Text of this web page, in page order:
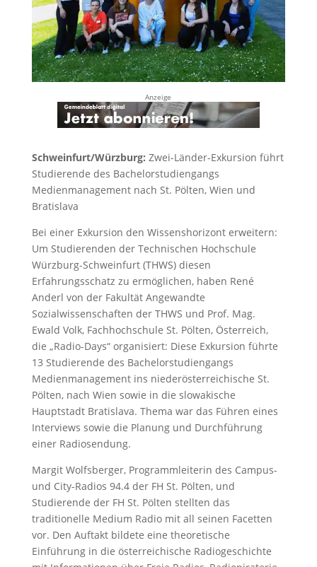
Anzeige
Schweinfurt/Würzburg: Zwei-Länder-Exkursion führt
Studierende des Bachelorstudiengangs
Medienmanagement nach St. Pölten, Wien und
Bratislava
Bei einer Exkursion den Wissenshorizont erweitern:
Um Studierenden der Technischen Hochschule
Würzburg-Schweinfurt (THWS) diesen
Erfahrungsschatz zu ermöglichen, haben René
Anderl von der Fakultät Angewandte
Sozialwissenschaften der THWS und Prof. Mag.
Ewald Volk, Fachhochschule St. Pölten, Österreich,
die „Radio-Days“ organisiert: Diese Exkursion führte
13 Studierende des Bachelorstudiengangs
Medienmanagement ins niederösterreichische St.
Pölten, nach Wien sowie in die slowakische
Hauptstadt Bratislava. Thema war das Führen eines
Interviews sowie die Planung und Durchführung
einer Radiosendung.
Margit Wolfsberger, Programmleiterin des Campus-
und City-Radios 94.4 der FH St. Pölten, und
Studierende der FH St. Pölten stellten das
traditionelle Medium Radio mit all seinen Facetten
vor. Den Auftakt bildete eine theoretische
Einführung in die österreichische Radiogeschichte